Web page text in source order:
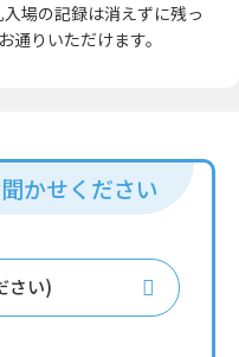
場の記録は消えずに残っ
りいただけます。
かせください
さい)